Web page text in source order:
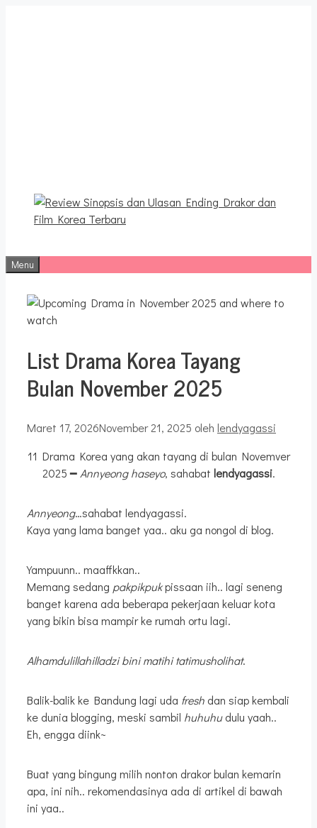
Menu
List Drama Korea Tayang
Bulan November 2025
Maret 17, 2026November 21, 2025 oleh lendyagassi
11 Drama Korea yang akan tayang di bulan Novemver
2025 ━ Annyeong haseyo, sahabat lendyagassi.
Annyeong…sahabat lendyagassi.
Kaya yang lama banget yaa.. aku ga nongol di blog.
Yampuunn.. maaffkkan..
Memang sedang pakpikpukpissaan iih.. lagi seneng
banget karena ada beberapa pekerjaan keluar kota
yang bikin bisa mampir ke rumah ortu lagi.
Alhamdulillahilladzi bini matihi tatimusholihat.
Balik-balik ke Bandung lagi uda fresh dan siap kembali
ke dunia blogging, meski sambil huhuhudulu yaah..
Eh, engga diink~
Buat yang bingung milih nonton drakor bulan kemarin
apa, ini nih.. rekomendasinya ada di artikel di bawah
ini yaa..